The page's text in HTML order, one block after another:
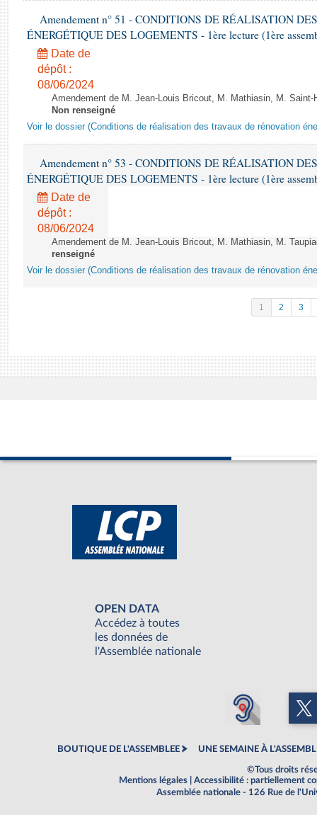
Amendement n° 51 - CONDITIONS DE RÉALISATION
ÉNERGÉTIQUE DES LOGEMENTS - 1ère lecture (1ère
Date de
dépôt :
08/06/2024
Amendement de M. Jean-Louis Bricout, M. Mathiasin, M.
Non renseigné
Voir le dossier (Conditions de réalisation des travaux de rénovation
Amendement n° 53 - CONDITIONS DE RÉALISATION
ÉNERGÉTIQUE DES LOGEMENTS - 1ère lecture (1ère
Date de
dépôt :
08/06/2024
Amendement de M. Jean-Louis Bricout, M. Mathiasin, M.
renseigné
Voir le dossier (Conditions de réalisation des travaux de rénovation
1 2 3
OPEN DATA
Accédez à toutes
les données de
l'Assemblée nationale
BOUTIQUE DE L'ASSEMBLEE UNE SEMAINE À
©Tous droits
Mentions légales
Accessibilité : partiellement
Assemblée nationale - 126 Rue de